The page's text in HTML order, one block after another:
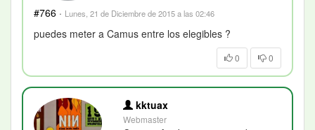
#766 · Lunes, 21 de Diciembre de 2015 a las 02:46
puedes meter a Camus entre los elegibles ?
0 0
kktuax
Webmaster